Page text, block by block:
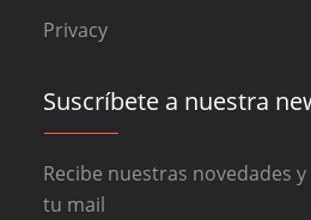
Privacy
Suscríbete a nuestra
Recibe nuestras novedades
tu mail